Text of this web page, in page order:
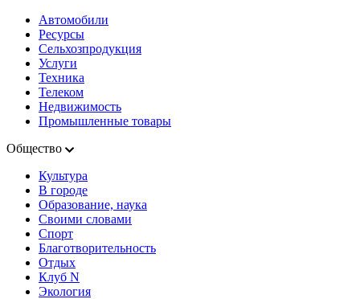
Автомобили
Ресурсы
Сельхозпродукция
Услуги
Техника
Телеком
Недвижимость
Промышленные товары
Общество
Культура
В городе
Образование, наука
Своими словами
Спорт
Благотворительность
Отдых
Клуб N
Экология